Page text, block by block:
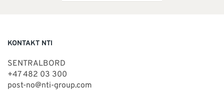
KONTAKT NTI
SENTRALBORD
+47 482 03 300
post-no@nti-group.com